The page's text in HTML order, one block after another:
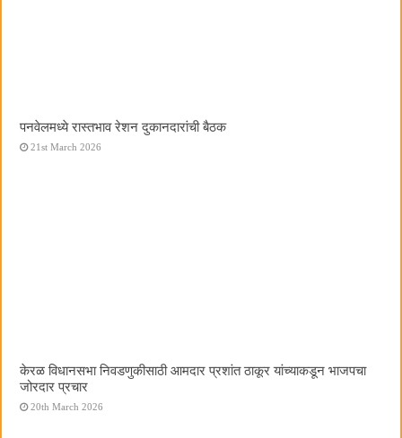
पनवेलमध्ये रास्तभाव रेशन दुकानदारांची बैठक
21st March 2026
केरळ विधानसभा निवडणुकीसाठी आमदार प्रशांत ठाकूर यांच्याकडून भाजपचा
जोरदार प्रचार
20th March 2026